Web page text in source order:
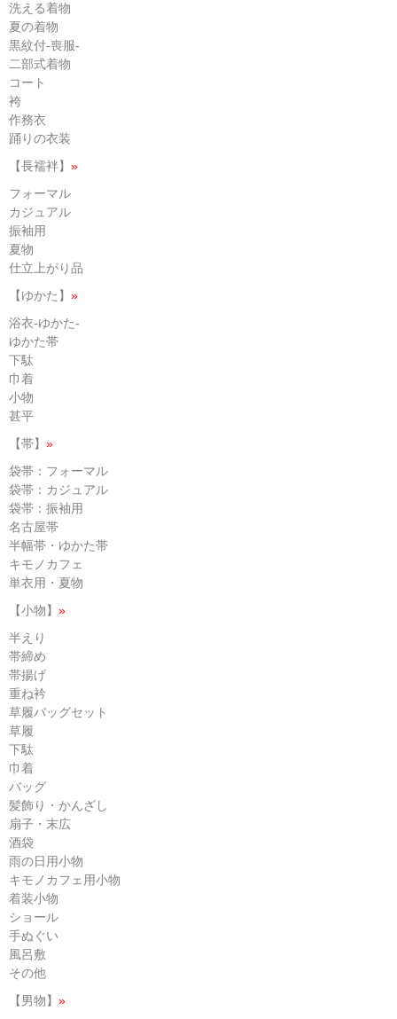
洗える着物
夏の着物
黒紋付-喪服-
二部式着物
コート
袴
作務衣
踊りの衣装
【長襦袢】 »
フォーマル
カジュアル
振袖用
夏物
仕立上がり品
【ゆかた】 »
浴衣-ゆかた-
ゆかた帯
下駄
巾着
小物
甚平
【帯】 »
袋帯：フォーマル
袋帯：カジュアル
袋帯：振袖用
名古屋帯
半幅帯・ゆかた帯
キモノカフェ
単衣用・夏物
【小物】 »
半えり
帯締め
帯揚げ
重ね衿
草履バッグセット
草履
下駄
巾着
バッグ
髪飾り・かんざし
扇子・末広
酒袋
雨の日用小物
キモノカフェ用小物
着装小物
ショール
手ぬぐい
風呂敷
その他
【男物】 »